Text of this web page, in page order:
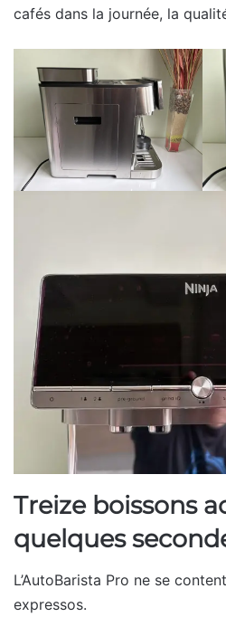
cafés dans la journée, la
Treize boissons
quelques
L’AutoBarista Pro ne se
expressos.